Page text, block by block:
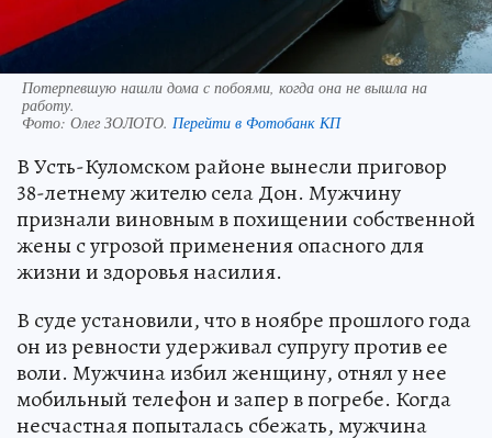
Потерпевшую нашли дома с побоями, когда она не вышла на
работу.
Фото: Олег ЗОЛОТО. Перейти в Фотобанк КП
В Усть-Куломском районе вынесли приговор
38-летнему жителю села Дон. Мужчину
признали виновным в похищении собственной
жены с угрозой применения опасного для
жизни и здоровья насилия.
В суде установили, что в ноябре прошлого года
он из ревности удерживал супругу против ее
воли. Мужчина избил женщину, отнял у нее
мобильный телефон и запер в погребе. Когда
несчастная попыталась сбежать, мужчина